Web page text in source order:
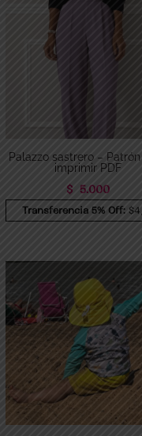
Palazzo sastrero –
imprimir PDF
$ 5.000
Transferencia 5% Off: